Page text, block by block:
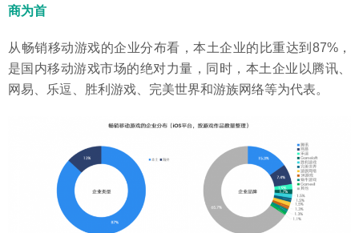
商为首
从畅销移动游戏的企业分布看，本土企业的比重达到87%，
是国内移动游戏市场的绝对力量，同时，本土企业以腾讯、
网易、乐逗、胜利游戏、完美世界和游族网络等为代表。